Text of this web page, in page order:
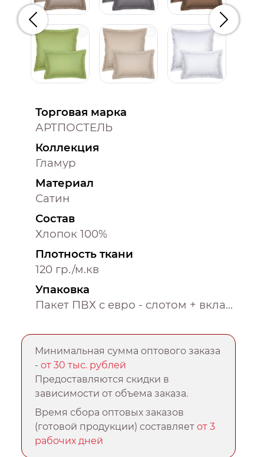
Предыдущий
Торговая марка
АРТПОСТЕЛЬ
Коллекция
Гламур
Материал
Сатин
Состав
Хлопок 100%
Плотность ткани
120 гр./м.кв
Упаковка
Пакет ПВХ с евро - слотом + вкладыш
Минимальная сумма оптового заказа
-от 30 тыс. рублей
Предоставляются скидки в
зависимости от объема заказа.
Время сбора оптовых заказов
(готовой продукции) составляетот 3
рабочих дней